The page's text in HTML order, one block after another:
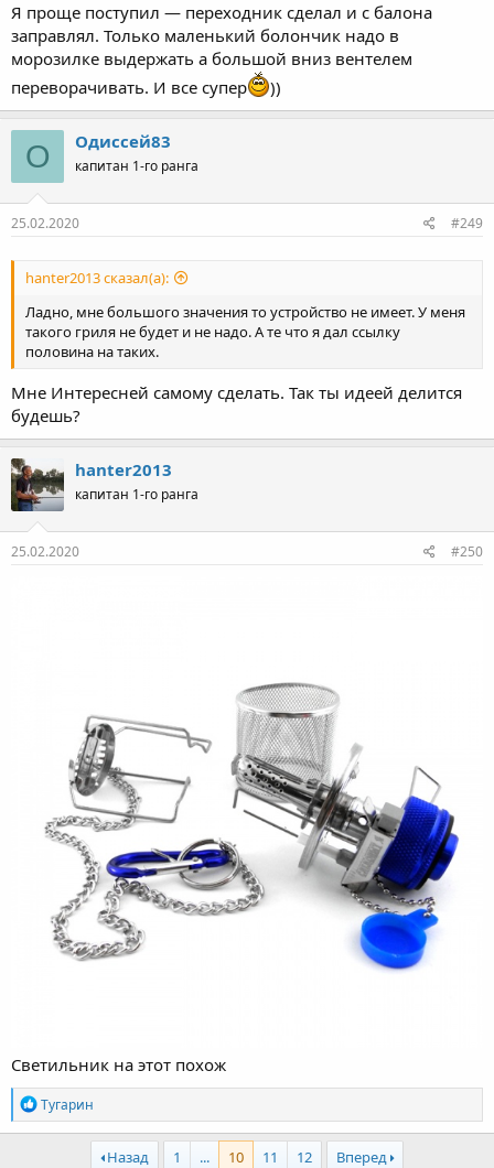
Я проще поступил — переходник сделал и с балона
заправлял. Только маленький болончик надо в
морозилке выдержать а большой вниз вентелем
переворачивать. И все супер
))
О Одиссей83
капитан 1-го ранга
25.02.2020 #249
hanter2013 сказал(а):
Ладно, мне большого значения то устройство не имеет. У меня
такого гриля не будет и не надо. А те что я дал ссылку
половина на таких.
Мне Интересней самому сделать. Так ты идеей делится
будешь?
hanter2013
капитан 1-го ранга
25.02.2020 #250
Светильник на этот похож
Р
е
а
Тугарин
Назад 1 ... 10 11 12
Вперед